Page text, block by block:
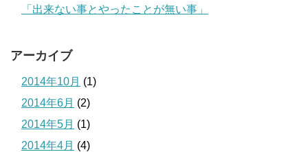
「出来ない事とやったことが無い事」
アーカイブ
2014年10月 (1)
2014年6月 (2)
2014年5月 (1)
2014年4月 (4)